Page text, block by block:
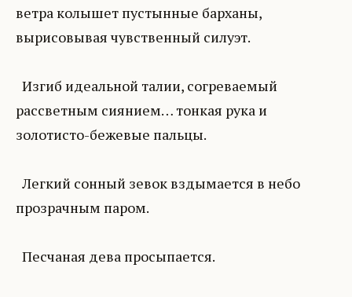
ветра колышет пустынные барханы,
вырисовывая чувственный силуэт.
Изгиб идеальной талии, согреваемый
рассветным сиянием… тонкая рука и
золотисто-бежевые пальцы.
Легкий сонный зевок вздымается в небо
прозрачным паром.
Песчаная дева просыпается.